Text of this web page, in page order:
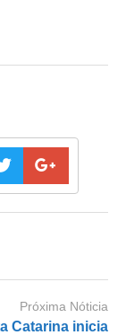
Próxima Nóticia
Catarina inicia